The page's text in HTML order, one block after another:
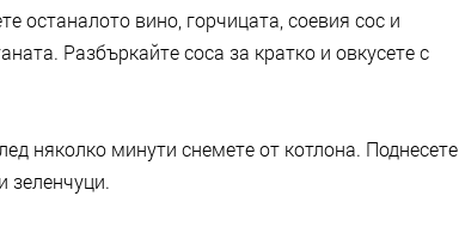
останалото вино, горчицата, соевия сос и
Разбъркайте соса за кратко и овкусете с
няколко минути снемете от котлона. Поднесете
зеленчуци.